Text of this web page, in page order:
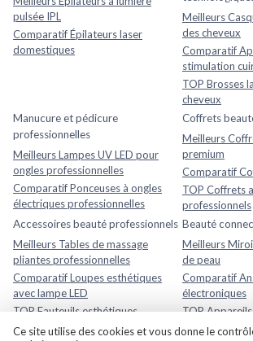
pulsée IPL
Comparatif Épilateurs laser
domestiques
Meilleurs
des cheveux
Comparatif
stimulation
TOP Brosses
cheveux
Manucure et pédicure
professionnelles
Meilleurs Lampes UV LED pour
ongles professionnelles
Comparatif Ponceuses à ongles
électriques professionnelles
Coffrets
Meilleurs
premium
Comparatif
TOP Coffrets
professionnels
Accessoires beauté professionnels
Meilleurs Tables de massage
pliantes professionnelles
Comparatif Loupes esthétiques
avec lampe LED
TOP Fauteuils esthétiques
réglables
Beauté
Meilleurs
de peau
Comparatif
électroniques
TOP
avec
Ce site utilise des cookies et vous donne le